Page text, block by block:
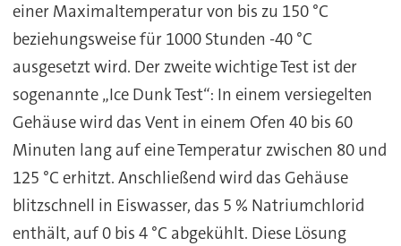
einer Maximaltemperatur von bis zu 150 °C
beziehungsweise für 1000 Stunden -40 °C
ausgesetzt wird. Der zweite wichtige Test ist der
sogenannte „Ice Dunk Test“: In einem versiegelten
Gehäuse wird das Vent in einem Ofen 40 bis 60
Minuten lang auf eine Temperatur zwischen 80 und
125 °C erhitzt. Anschließend wird das Gehäuse
blitzschnell in Eiswasser, das 5 % Natriumchlorid
enthält, auf 0 bis 4 °C abgekühlt. Diese Lösung